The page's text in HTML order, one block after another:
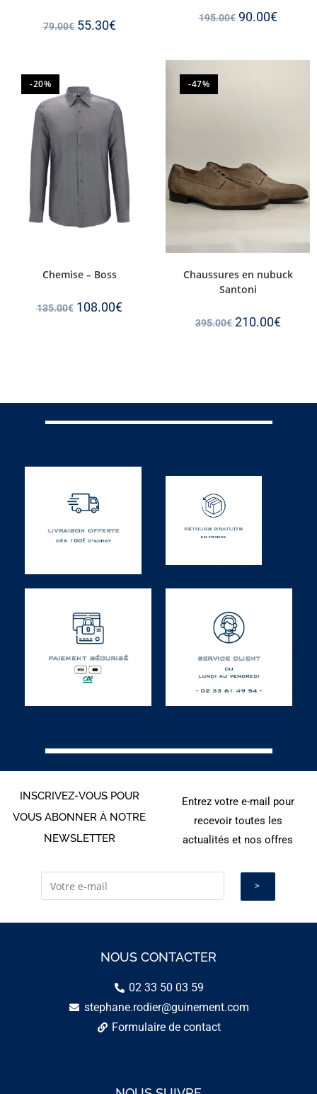
79.00€ 55.30€ 195.00€ 90.00€
-20%
Chemise – Boss
135.00€ 108.00€
-47%
Chaussures en nubuck
Santoni
395.00€ 210.00€
INSCRIVEZ-VOUS POUR
VOUS ABONNER À NOTRE
NEWSLETTER
Entrez votre e-mail pour
recevoir toutes les
actualités et nos offres
NOUS CONTACTER
02 33 50 03 59
stephane.rodier@guinement.com
Formulaire de contact